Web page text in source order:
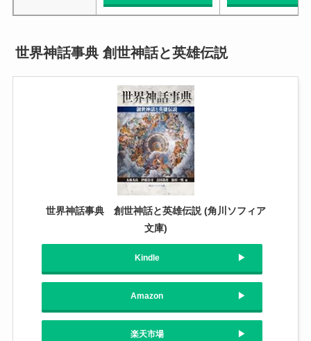
世界神話事典 創世神話と英雄伝説
世界神話事典 創世神話と英雄伝説 (角川ソフィア
文庫)
Kindle
Amazon
楽天市場